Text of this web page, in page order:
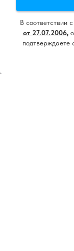
В соответствии с
от 27.07.2006,
подтверждаете